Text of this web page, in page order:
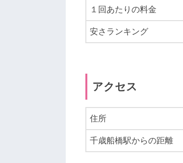
１回あたりの料金
安さランキング
アクセス
住所
千歳船橋駅からの距離